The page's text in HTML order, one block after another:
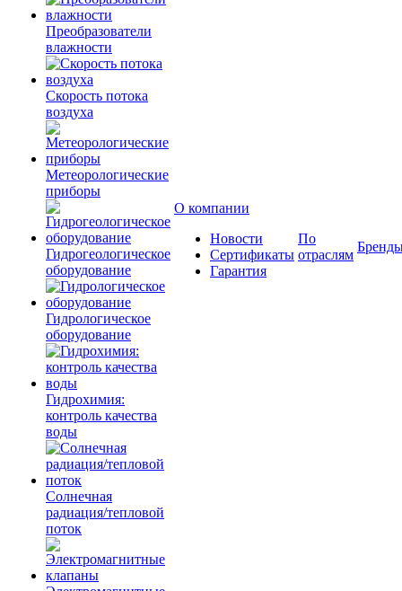
Преобразователи
влажности
Скорость потока
воздуха
Метеорологические
приборы
Гидрогеологическое
оборудование
Гидрологическое
оборудование
Гидрохимия:
контроль качества
воды
Солнечная
радиация/тепловой
поток
О компании
Новости
Сертификаты
Гарантия
По
отраслям